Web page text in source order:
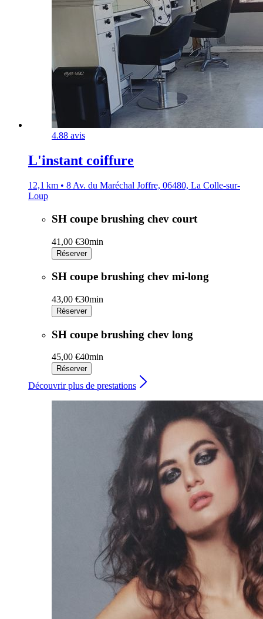
4.88 avis
L'instant coiffure
12,1 km • 8 Av. du Maréchal Joffre, 06480, La Colle-sur-
Loup
SH coupe brushing chev court
41,00 €30min
Réserver
SH coupe brushing chev mi-long
43,00 €30min
Réserver
SH coupe brushing chev long
45,00 €40min
Réserver
Découvrir plus de prestations